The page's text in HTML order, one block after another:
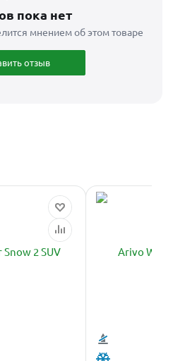
пока нет
мнением об этом товаре
отзыв